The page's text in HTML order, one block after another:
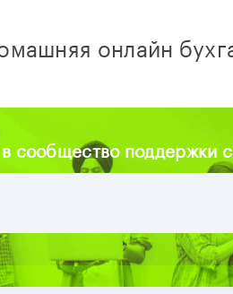
онлайн
сообщество поддержки